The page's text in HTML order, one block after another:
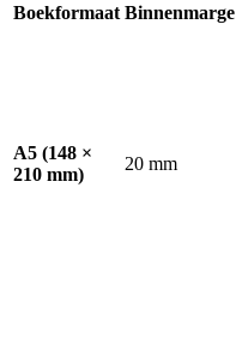
Boekformaat Binnenmarge
A5 (148 ×
210 mm)
20 mm